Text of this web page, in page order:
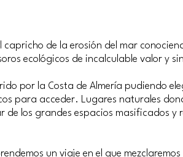
de la erosión del mar
ecológicos de incalculable valor y
por la Costa de Almería pudiendo
para acceder. Lugares naturales
los grandes espacios masificados
un viaje en el que